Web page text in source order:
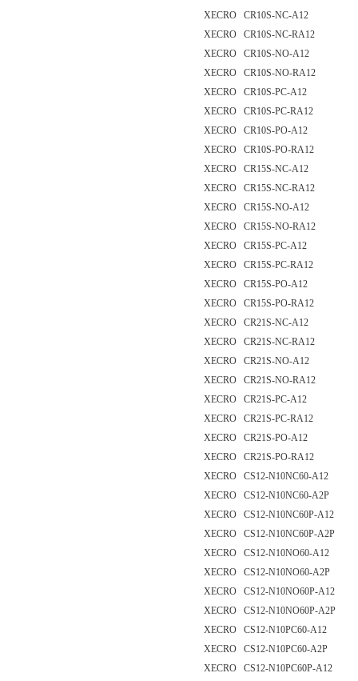
XECRO CR10S-NC-A12
XECRO CR10S-NC-RA12
XECRO CR10S-NO-A12
XECRO CR10S-NO-RA12
XECRO CR10S-PC-A12
XECRO CR10S-PC-RA12
XECRO CR10S-PO-A12
XECRO CR10S-PO-RA12
XECRO CR15S-NC-A12
XECRO CR15S-NC-RA12
XECRO CR15S-NO-A12
XECRO CR15S-NO-RA12
XECRO CR15S-PC-A12
XECRO CR15S-PC-RA12
XECRO CR15S-PO-A12
XECRO CR15S-PO-RA12
XECRO CR21S-NC-A12
XECRO CR21S-NC-RA12
XECRO CR21S-NO-A12
XECRO CR21S-NO-RA12
XECRO CR21S-PC-A12
XECRO CR21S-PC-RA12
XECRO CR21S-PO-A12
XECRO CR21S-PO-RA12
XECRO CS12-N10NC60-A12
XECRO CS12-N10NC60-A2P
XECRO CS12-N10NC60P-A12
XECRO CS12-N10NC60P-A2P
XECRO CS12-N10NO60-A12
XECRO CS12-N10NO60-A2P
XECRO CS12-N10NO60P-A12
XECRO CS12-N10NO60P-A2P
XECRO CS12-N10PC60-A12
XECRO CS12-N10PC60-A2P
XECRO CS12-N10PC60P-A12